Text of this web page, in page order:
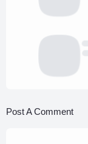
Post A Comment